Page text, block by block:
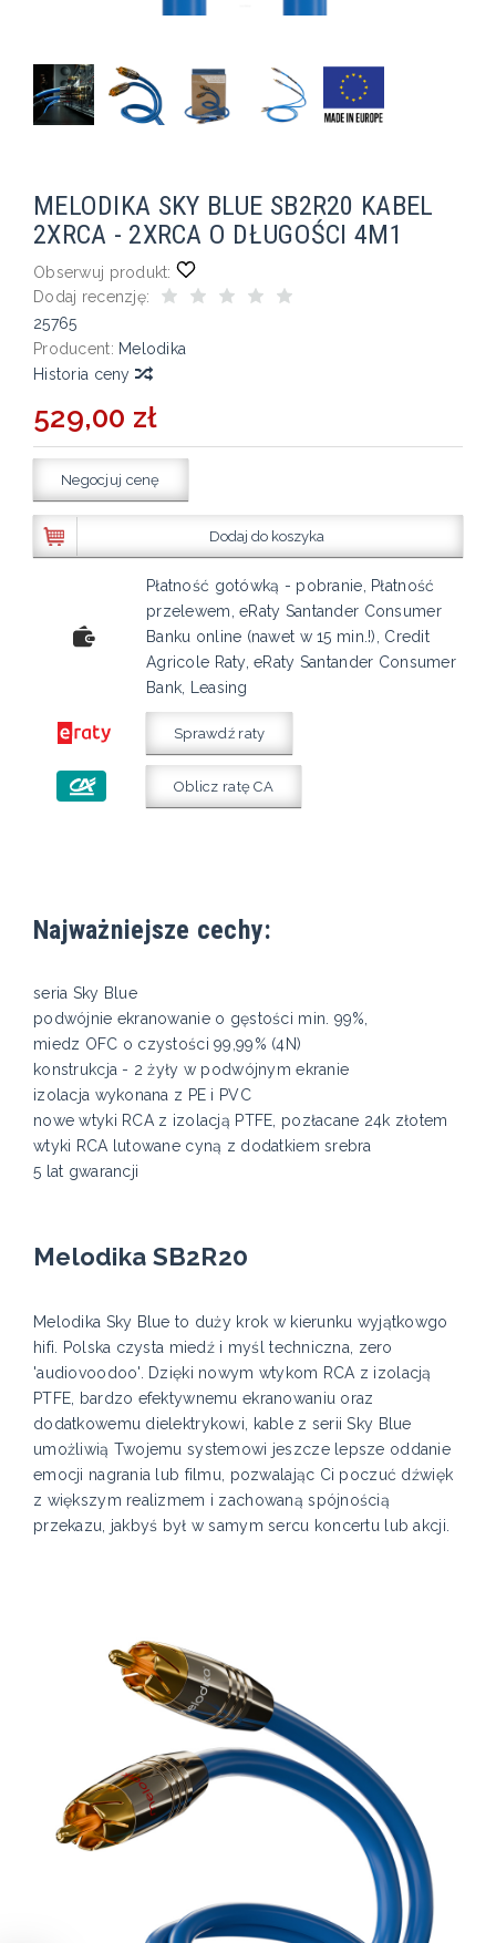
MELODIKA SKY BLUE SB2R20 KABEL
2XRCA - 2XRCA O DŁUGOŚCI 4M1
Obserwuj produkt:
Dodaj recenzję:
25765
Producent: Melodika
Historia ceny
529,00 zł
Negocjuj cenę
Dodaj do koszyka
Płatność gotówką - pobranie, Płatność
przelewem, eRaty Santander Consumer
Banku online (nawet w 15 min.!), Credit
Agricole Raty, eRaty Santander Consumer
Bank, Leasing
Sprawdź raty
Oblicz ratę CA
Najważniejsze cechy:
seria Sky Blue
podwójnie ekranowanie o gęstości min. 99%,
miedz OFC o czystości 99,99% (4N)
konstrukcja - 2 żyły w podwójnym ekranie
izolacja wykonana z PE i PVC
nowe wtyki RCA z izolacją PTFE, pozłacane 24k złotem
wtyki RCA lutowane cyną z dodatkiem srebra
5 lat gwarancji
Melodika SB2R20
Melodika Sky Blue to duży krok w kierunku wyjątkowgo
hifi. Polska czysta miedź i myśl techniczna, zero
'audiovoodoo'. Dzięki nowym wtykom RCA z izolacją
PTFE, bardzo efektywnemu ekranowaniu oraz
dodatkowemu dielektrykowi, kable z serii Sky Blue
umożliwią Twojemu systemowi jeszcze lepsze oddanie
emocji nagrania lub filmu, pozwalając Ci poczuć dźwięk
z większym realizmem i zachowaną spójnością
przekazu, jakbyś był w samym sercu koncertu lub akcji.